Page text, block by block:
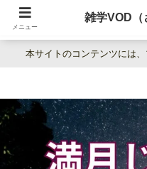
暮らしの疑問をわかりやすく解説
本サイトのコンテンツには
メニュー
雑学VOD（